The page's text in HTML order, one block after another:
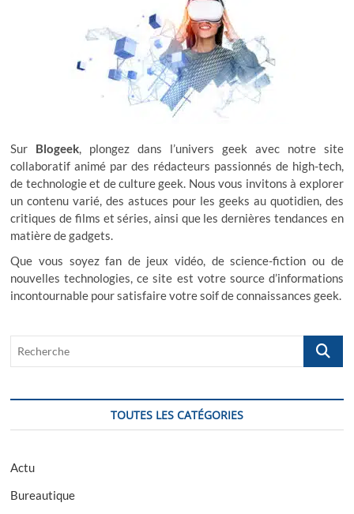
t
i
c
l
e
Sur Blogeek, plongez dans l’univers geek avec notre site
collaboratif animé par des rédacteurs passionnés de high-tech,
de technologie et de culture geek. Nous vous invitons à explorer
un contenu varié, des astuces pour les geeks au quotidien, des
critiques de films et séries, ainsi que les dernières tendances en
matière de gadgets.
Que vous soyez fan de jeux vidéo, de science-fiction ou de
nouvelles technologies, ce site est votre source d’informations
incontournable pour satisfaire votre soif de connaissances geek.
h
r
TOUTES LES CATÉGORIES
Actu
Bureautique